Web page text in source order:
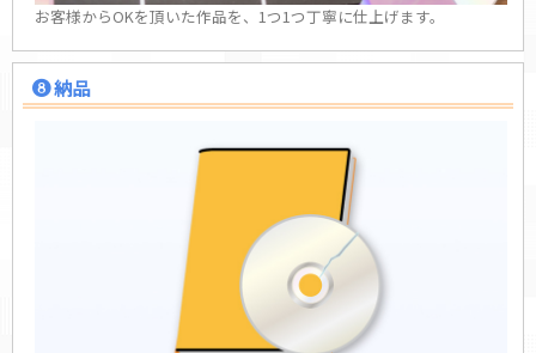
お客様からOKを頂いた作品を、1つ1つ丁寧に仕上げます。
納品